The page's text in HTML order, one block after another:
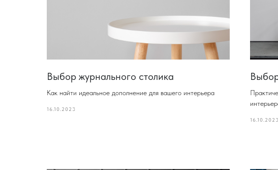
Выбор журнального столика
Как найти идеальное дополнение для вашего интерьера
16.10.2023
16.10.2023